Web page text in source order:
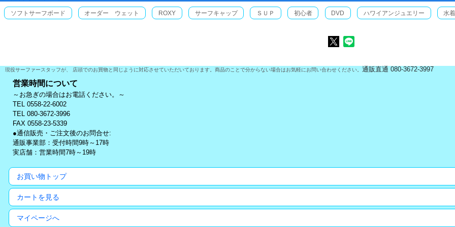
ソフトサーフボード オーダー ウェット ROXY サーフキャップ ＳＵＰ 初心者 DVD ハワイアンジュエリー 水着
現役サーファースタッフが、 店頭でのお買物と同じように対応させていただいております。商品のことで分からない場合はお気軽にお問い合わせください。 通販直通 080-3672-3997
営業時間について
～お急ぎの場合はお電話ください。～
TEL 0558-22-6002
TEL 080-3672-3996
FAX 0558-23-5339
●通信販売・ご注文後のお問合せ:
通販事業部：受付時間9時～17時
実店舗：営業時間7時～19時
お買い物トップ
カートを見る
マイページへ